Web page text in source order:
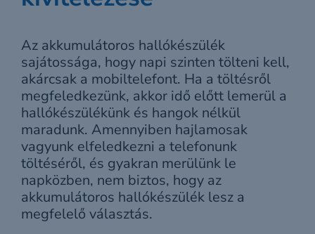
Az akkumulátoros hallókészülék
sajátossága, hogy napi szinten tölteni kell,
akárcsak a mobiltelefont. Ha a töltésről
megfeledkezünk, akkor idő előtt lemerül a
hallókészülékünk és hangok nélkül
maradunk. Amennyiben hajlamosak
vagyunk elfeledkezni a telefonunk
töltéséről, és gyakran merülünk le
napközben, nem biztos, hogy az
akkumulátoros hallókészülék lesz a
megfelelő választás.